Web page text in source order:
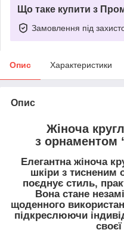
Що таке купити з
Замовлення під
Опис Характеристики
Опис
Жіноча
з орнаментом
Елегантна жіноча
шкіри з тисненим
поєднує стиль,
Вона стане
щоденного
підкреслюючи